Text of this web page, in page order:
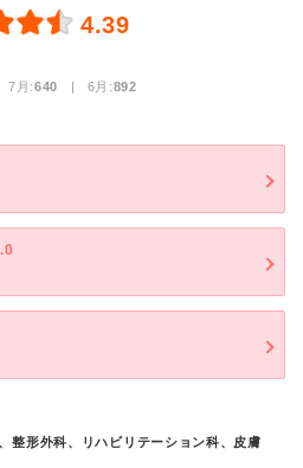
4.39
7月:640 | 6月:892
整形外科、リハビリテーション科、皮膚